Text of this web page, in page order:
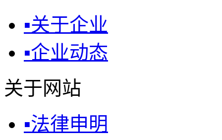
▪关于企业
▪企业动态
关于网站
▪法律申明